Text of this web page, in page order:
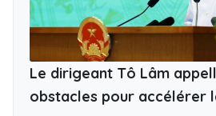
Le dirigeant Tô Lâm
obstacles pour accélérer